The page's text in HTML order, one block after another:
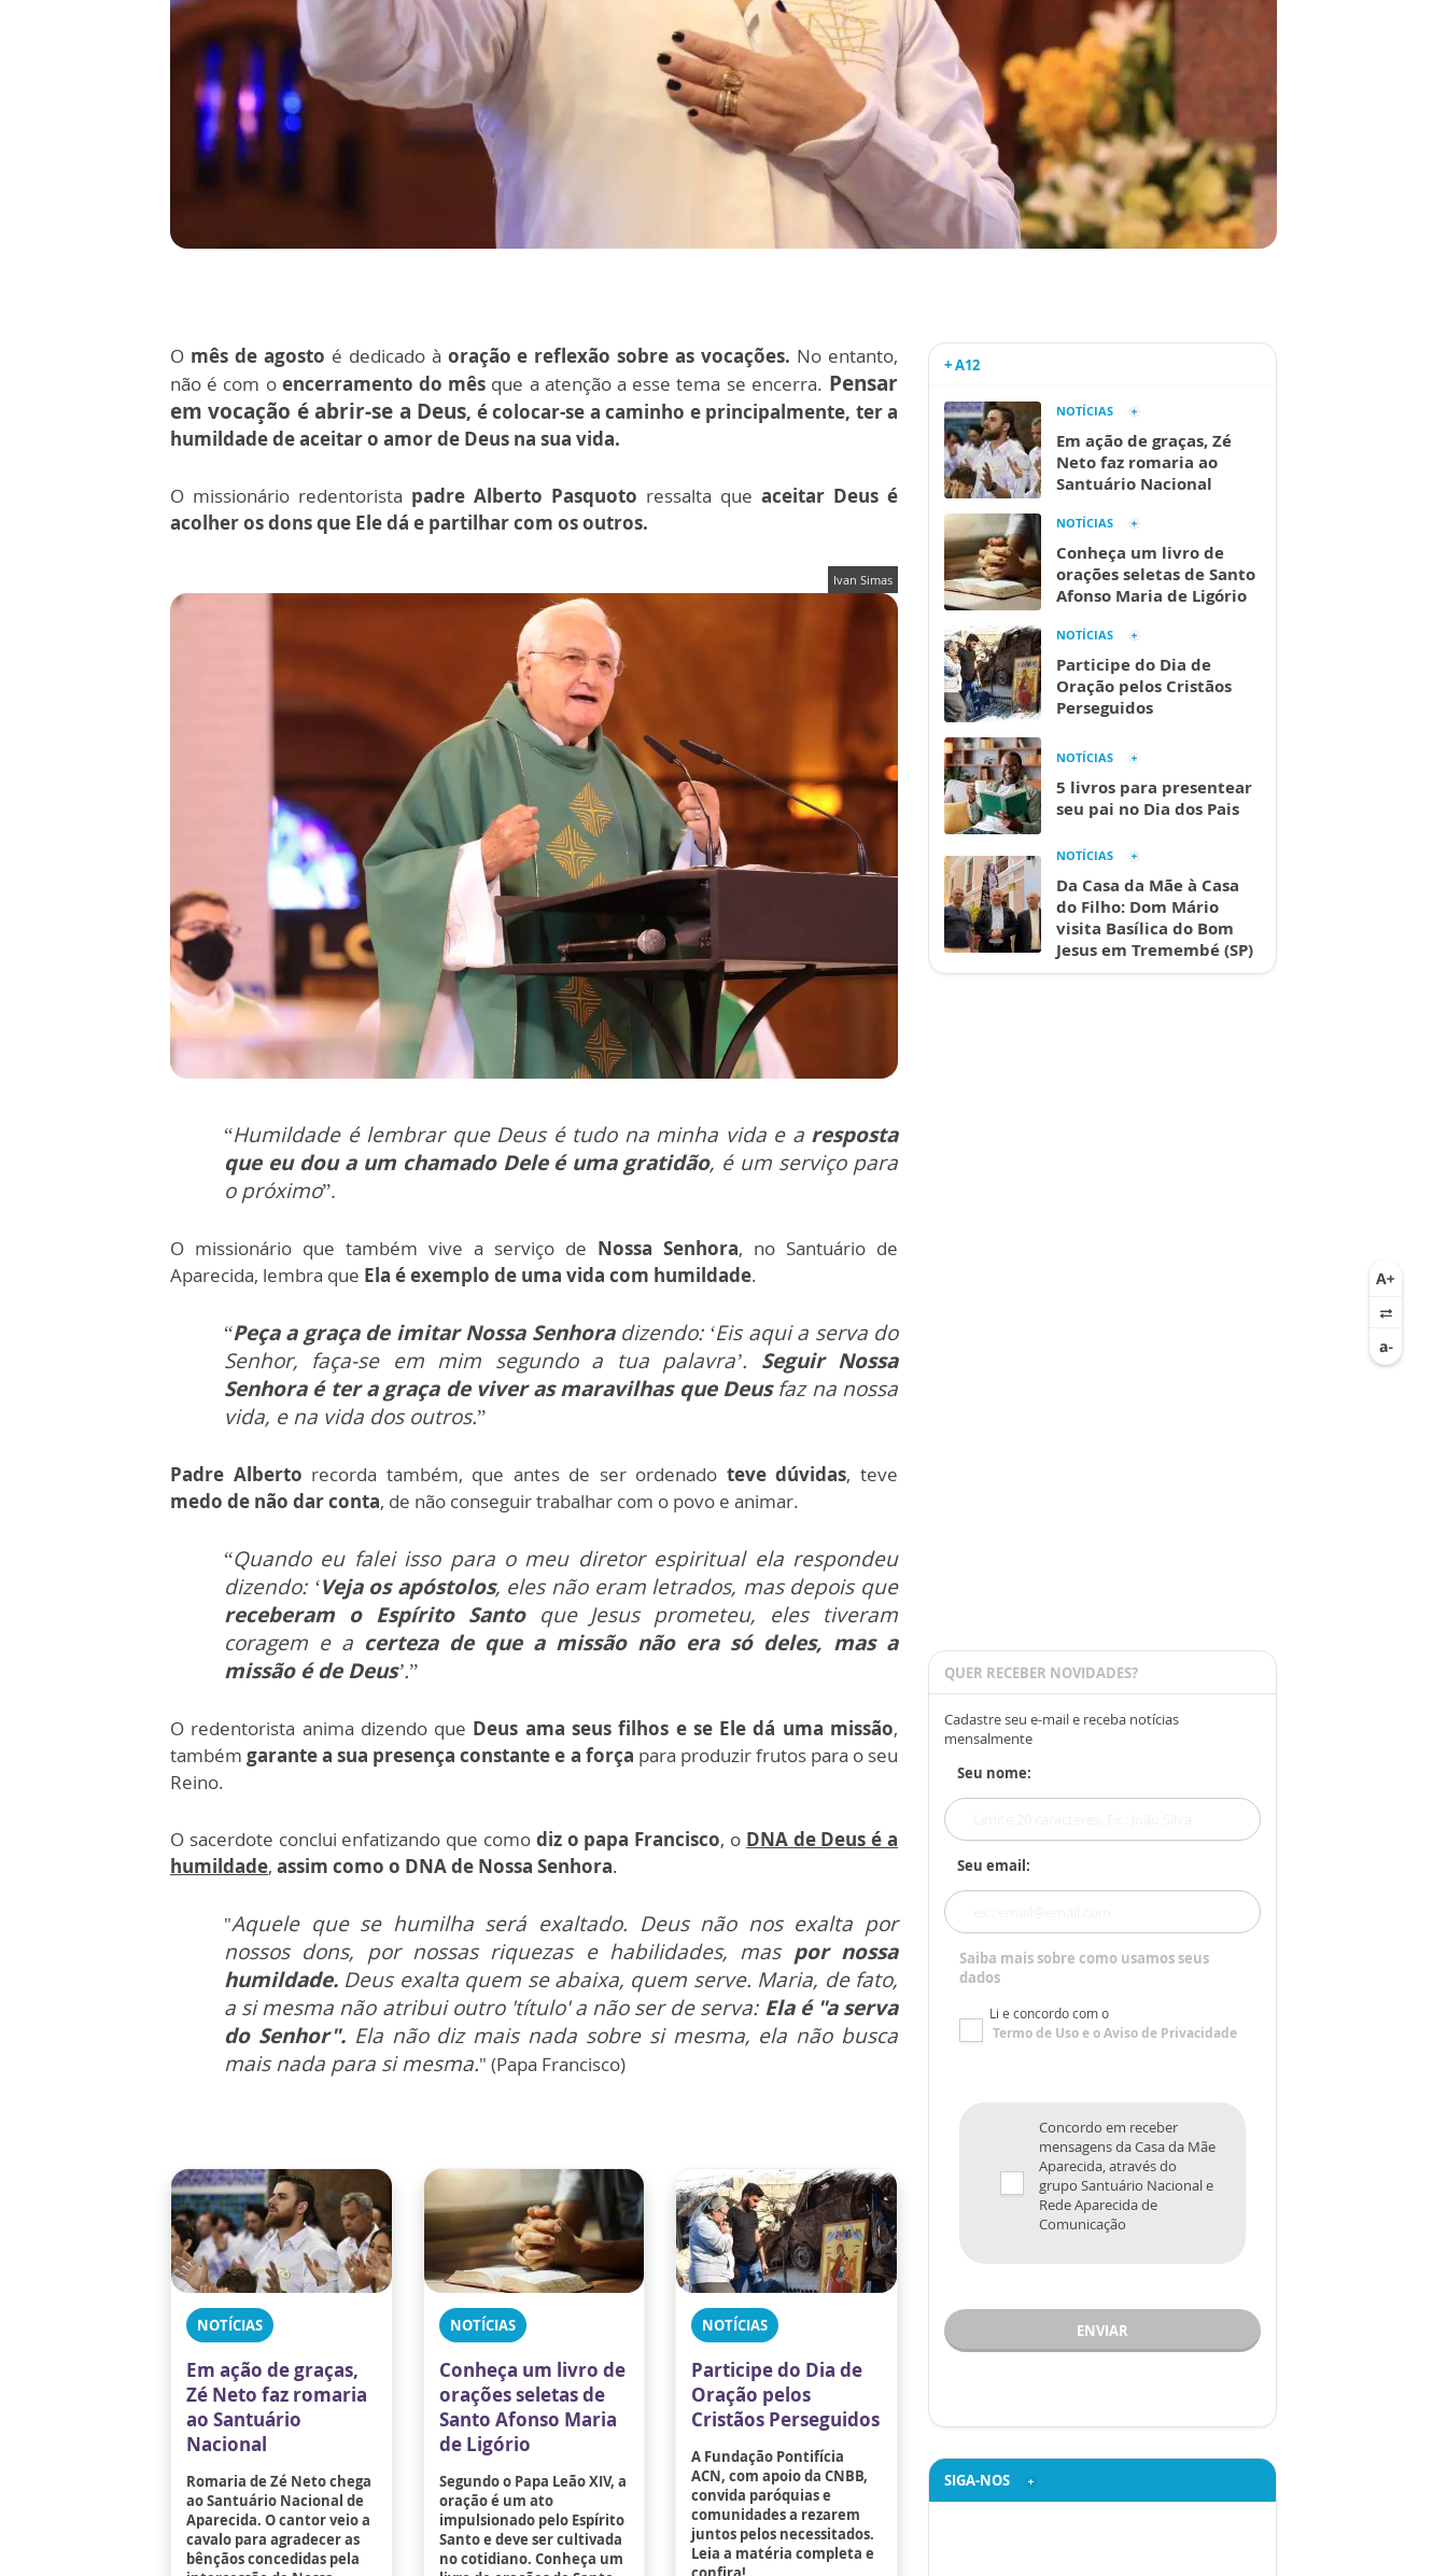
O mês de agosto é dedicado à oração e reflexão sobre as vocações. No entanto,
não é com o encerramento do mês que a atenção a esse tema se encerra. Pensar
em vocação éabrir-se a Deus, é colocar-se a caminho e principalmente, ter a
humildade de aceitar o amor de Deus na sua vida.
O missionário redentorista padre Alberto Pasquoto ressalta que aceitar Deus é
acolher os dons que Ele dá e partilhar com os outros.
Ivan Simas
“Humildade é lembrar que Deus é tudo na minha vida e aresposta
que eu dou a um chamado Dele é uma gratidão, é um serviço para
o próximo”.
O missionário que também vive a serviço de Nossa Senhora, no Santuário de
Aparecida, lembra que Ela é exemplo de uma vida com humildade.
“Peça a graça de imitar Nossa Senhoradizendo: ‘Eis aqui a serva do
Senhor, faça-se em mim segundo a tua palavra’. Seguir Nossa
Senhora é ter a graça de viver as maravilhas que Deusfaz na nossa
vida, e na vida dos outros.”
Padre Alberto recorda também, que antes de ser ordenado teve dúvidas, teve
medo de não dar conta, de não conseguir trabalhar com o povo e animar.
“Quando eu falei isso para o meu diretor espiritual ela respondeu
dizendo: ‘Veja os apóstolos, eles não eram letrados, mas depois que
receberam o Espírito Santo que Jesus prometeu, eles tiveram
coragem e a certeza de que a missão não era só deles, mas a
missão é de Deus’.”
O redentorista anima dizendo que Deus ama seus filhos e se Ele dá uma missão,
tambémgarante a sua presença constante e a força para produzir frutos para o seu
Reino.
O sacerdote conclui enfatizando que como diz o papa Francisco, o DNA de Deus é a
humildade, assim como o DNA de Nossa Senhora.
"Aquele que se humilha será exaltado. Deus não nos exalta por
nossos dons, por nossas riquezas e habilidades, mas por nossa
humildade. Deus exalta quem se abaixa, quem serve. Maria, de fato,
a si mesma não atribui outro 'título' a não ser de serva: Ela é "a serva
do Senhor".Ela não diz mais nada sobre si mesma, ela não busca
mais nada para si mesma." (Papa Francisco)
NOTÍCIAS
Em ação de graças,
Zé Neto faz romaria
ao Santuário
Nacional
Romaria de Zé Neto chega
ao Santuário Nacional de
Aparecida. O cantor veio a
cavalo para agradecer as
bênçãos concedidas pela
NOTÍCIAS
Conheça um livro de
orações seletas de
Santo Afonso Maria
de Ligório
Segundo o Papa Leão XIV, a
oração é um ato
impulsionado pelo Espírito
Santo e deve ser cultivada
no cotidiano. Conheça um
NOTÍCIAS
Participe do Dia de
Oração pelos
Cristãos Perseguidos
A Fundação Pontifícia
ACN, com apoio da CNBB,
convida paróquias e
comunidades a rezarem
juntos pelos necessitados.
Leia a matéria completa e
+ A12
NOTÍCIAS
Em ação de graças, Zé
Neto faz romaria ao
Santuário Nacional
NOTÍCIAS
Conheça um livro de
orações seletas de Santo
Afonso Maria de Ligório
NOTÍCIAS
Participe do Dia de
Oração pelos Cristãos
Perseguidos
NOTÍCIAS
5 livros para presentear
seu pai no Dia dos Pais
NOTÍCIAS
Da Casa da Mãe à Casa
do Filho: Dom Mário
visita Basílica do Bom
Jesus em Tremembé (SP)
QUER RECEBER NOVIDADES?
Cadastre seu e-mail e receba notícias
mensalmente
Seu nome:
Seu email:
Saiba mais sobre como usamos seus
dados
Li e concordo com o
Termo de Usoe oAviso de Privacidade
Concordo em receber
mensagens da Casa da Mãe
Aparecida, através do
grupo Santuário Nacional e
Rede Aparecida de
Comunicação
ENVIAR
SIGA-NOS